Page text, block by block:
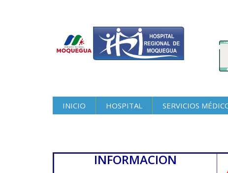
INICIO HOSPITAL SERVICIOS
INFORMACION